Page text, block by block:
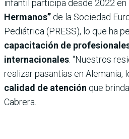
infantil participa desde 2022 en
Hermanos” de la Sociedad
Pediátrica (PRESS), lo que ha
capacitación de
internacionales . “Nuestros
realizar pasantías en Alemania,
calidad de atención que
Cabrera.